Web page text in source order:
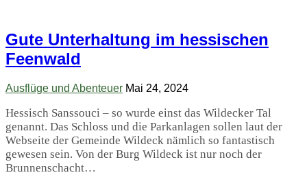
Gute Unterhaltung im hessischen
Feenwald
Ausflüge und Abenteuer Mai 24, 2024
Hessisch Sanssouci – so wurde einst das Wildecker Tal
genannt. Das Schloss und die Parkanlagen sollen laut der
Webseite der Gemeinde Wildeck nämlich so fantastisch
gewesen sein. Von der Burg Wildeck ist nur noch der
Brunnenschacht…